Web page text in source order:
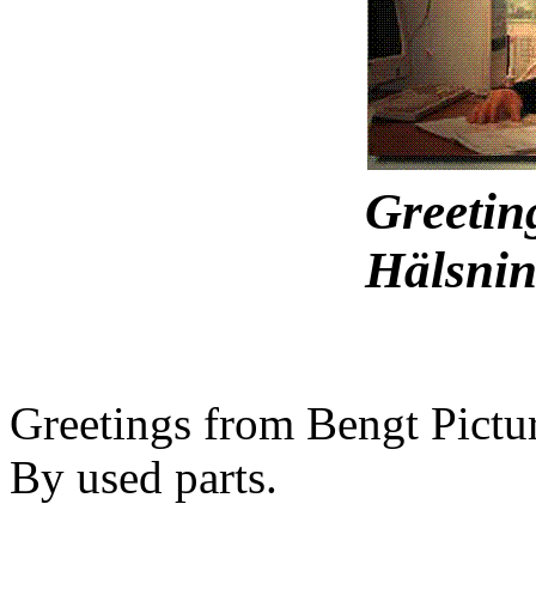
Greetings from Bengt
By used parts.